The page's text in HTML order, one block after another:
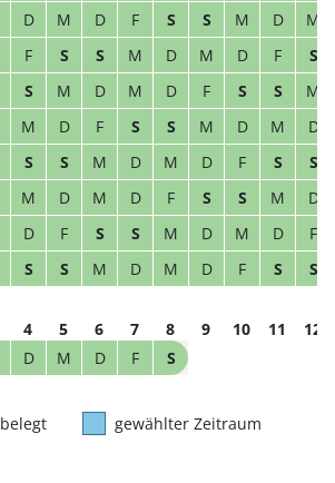
D M D F S S M D
M
F S S M D M D F
S
S M D M D F S S
M
M D F S S M D M
D
S S M D M D F S
S
M D M D F S S M
D
D F S S M D M D
F
S S M D M D F S S
4 5 6 7 8 9 10 11
12
D M D F S
belegt gewählter Zeitraum